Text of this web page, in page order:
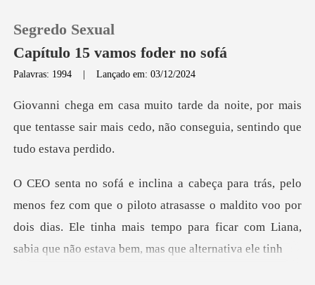
0
Loja
Histórico
Sair
Segredo Sexual
Capítulo 15 vamos foder no sofá
Palavras: 1994 |Lançado em: 03/12/2024
, por mais
que tentasse sair mais cedo, não
o piloto atrasasse o maldito voo por
dois dias. Ele tinha mais tempo pa